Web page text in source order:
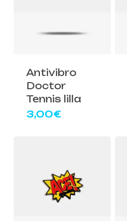
Antivibro
Doctor
Tennis lilla
3,00€